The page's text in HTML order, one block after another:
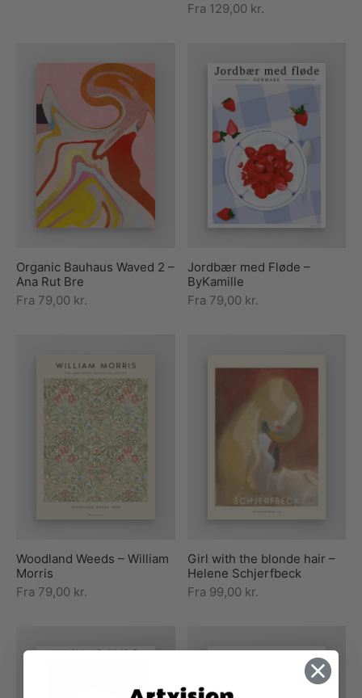
Fra 129,00 kr.
Organic Bauhaus Waved 2 –
Ana Rut Bre
Fra 79,00 kr.
Jordbær med Fløde –
ByKamille
Fra 79,00 kr.
Woodland Weeds – William
Morris
Fra 79,00 kr.
Girl with the blonde hair –
Helene Schjerfbeck
Fra 99,00 kr.